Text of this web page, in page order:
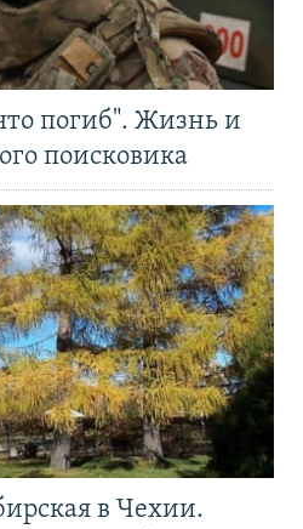
погиб". Жизнь и
поисковика
в Чехии.